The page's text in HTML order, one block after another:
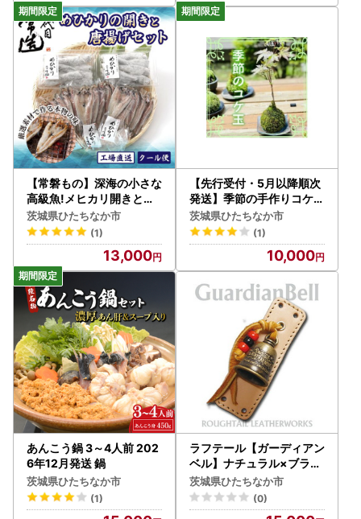
【常磐もの】深海の小さな
高級魚!メヒカリ開きと唐
揚げセット_魚介・海産物
_【配送不可地域：離島】
【1355546】
茨城県ひたちなか市
(1)
13,000
【先行受付・5月以降順次
発送】季節の手作りコケ玉
インテリアやプレゼント
にもピッタリ_花・観葉植
物 盆栽 _【1617467】
茨城県ひたちなか市
(1)
10,000
あんこう鍋 3～4人前 202
6年12月発送 鍋
茨城県ひたちなか市
(1)
ラフテール【ガーディアン
ベル】ナチュラル×ブラス
AC-GB-01-BR-NA【16
30698】
茨城県ひたちなか市
(0)